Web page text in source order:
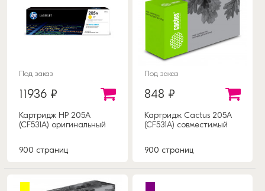
Под заказ
11936 ₽
Картридж HP 205A
(CF531A) оригинальный
900 страниц
Под заказ
848 ₽
Картридж Cactus 205A
(CF531A) совместимый
900 страниц